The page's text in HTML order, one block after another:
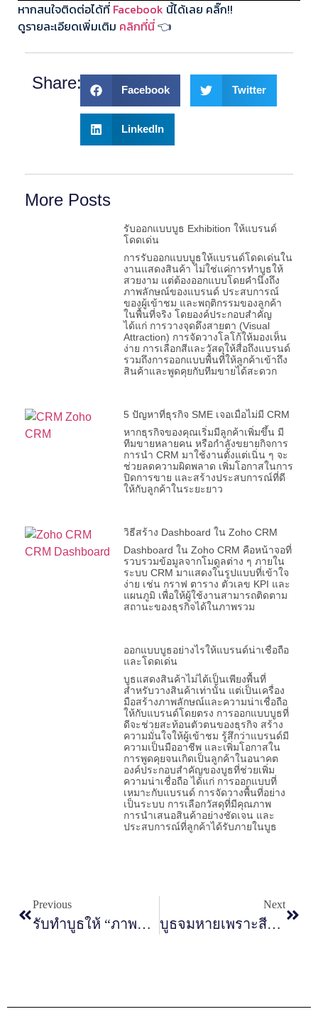
หากสนใจติดต่อได้ที่ Facebook นี้ได้เลย คลิ๊ก!!
ดูรายละเอียดเพิ่มเติม คลิกที่นี่👈
Share: Facebook Twitter
LinkedIn
More Posts
รับออกแบบบูธ Exhibition ให้แบรนด์
โดดเด่น
การรับออกแบบบูธให้แบรนด์โดดเด่นใน
งานแสดงสินค้า ไม่ใช่แค่การทำบูธให้
สวยงาม แต่ต้องออกแบบโดยคำนึงถึง
ภาพลักษณ์ของแบรนด์ ประสบการณ์
ของผู้เข้าชม และพฤติกรรมของลูกค้า
ในพื้นที่จริง โดยองค์ประกอบสำคัญ
ได้แก่ การวางจุดดึงสายตา (Visual
Attraction) การจัดวางโลโก้ให้มองเห็น
ง่าย การเลือกสีและวัสดุให้สื่อถึงแบรนด์
รวมถึงการออกแบบพื้นที่ให้ลูกค้าเข้าถึง
สินค้าและพูดคุยกับทีมขายได้สะดวก
5 ปัญหาที่ธุรกิจ SME เจอเมื่อไม่มี CRM
หากธุรกิจของคุณเริ่มมีลูกค้าเพิ่มขึ้น มี
ทีมขายหลายคน หรือกำลังขยายกิจการ
การนำ CRM มาใช้งานตั้งแต่เนิ่น ๆ จะ
ช่วยลดความผิดพลาด เพิ่มโอกาสในการ
ปิดการขาย และสร้างประสบการณ์ที่ดี
ให้กับลูกค้าในระยะยาว
วิธีสร้าง Dashboard ใน Zoho CRM
Dashboard ใน Zoho CRM คือหน้าจอที่
รวบรวมข้อมูลจากโมดูลต่าง ๆ ภายใน
ระบบ CRM มาแสดงในรูปแบบที่เข้าใจ
ง่าย เช่น กราฟ ตาราง ตัวเลข KPI และ
แผนภูมิ เพื่อให้ผู้ใช้งานสามารถติดตาม
สถานะของธุรกิจได้ในภาพรวม
ออกแบบบูธอย่างไรให้แบรนด์น่าเชื่อถือ
และโดดเด่น
บูธแสดงสินค้าไม่ได้เป็นเพียงพื้นที่
สำหรับวางสินค้าเท่านั้น แต่เป็นเครื่อง
มือสร้างภาพลักษณ์และความน่าเชื่อถือ
ให้กับแบรนด์โดยตรง การออกแบบบูธที่
ดีจะช่วยสะท้อนตัวตนของธุรกิจ สร้าง
ความมั่นใจให้ผู้เข้าชม รู้สึกว่าแบรนด์มี
ความเป็นมืออาชีพ และเพิ่มโอกาสใน
การพูดคุยจนเกิดเป็นลูกค้าในอนาคต
องค์ประกอบสำคัญของบูธที่ช่วยเพิ่ม
ความน่าเชื่อถือ ได้แก่ การออกแบบที่
เหมาะกับแบรนด์ การจัดวางพื้นที่อย่าง
เป็นระบบ การเลือกวัสดุที่มีคุณภาพ
การนำเสนอสินค้าอย่างชัดเจน และ
ประสบการณ์ที่ลูกค้าได้รับภายในบูธ
Previous
รับทำบูธให้ “ภาพลักษณ์ดูโปร” ตั้งแต่ครั้งแรก: ต้องเริ่มจากอะไร?
Next
บูธจมหายเพราะสีผิด? คู่มือเลือกโทนสีให้โดดเด่นในงานแสดงสินค้า